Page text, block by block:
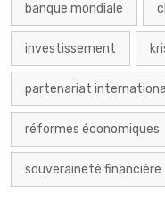
banque mondiale
investissement
partenariat international
réformes économiques
souveraineté financière